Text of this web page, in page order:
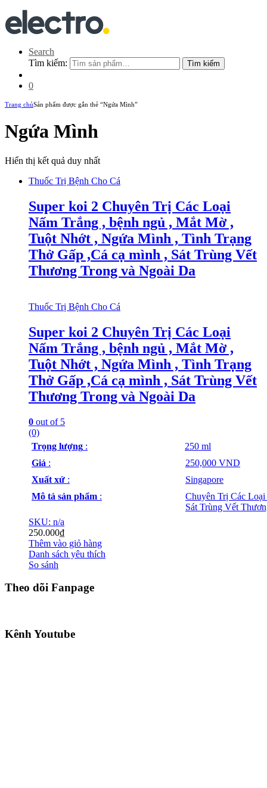
Search
Tìm kiếm:
Tìm kiếm
0
Trang chủSản phẩm được gắn thẻ “Ngứa Mình”
Ngứa Mình
Hiển thị kết quả duy nhất
Thuốc Trị Bệnh Cho Cá
Super koi 2 Chuyên Trị Các Loại
Nấm Trắng , bệnh ngủ , Mắt Mờ ,
Tuột Nhớt , Ngứa Mình , Tình Trạng
Thở Gấp ,Cá cạ mình , Sát Trùng Vết
Thương Trong và Ngoài Da
Thuốc Trị Bệnh Cho Cá
Super koi 2 Chuyên Trị Các Loại
Nấm Trắng , bệnh ngủ , Mắt Mờ ,
Tuột Nhớt , Ngứa Mình , Tình Trạng
Thở Gấp ,Cá cạ mình , Sát Trùng Vết
Thương Trong và Ngoài Da
0 out of 5
(0)
Trọng lượng :
250 ml
Giá :
250,000 VND
Xuất xứ :
Singapore
Mô tả sản phẩm :
Chuyên Trị Các
Sát Trùng Vết
SKU: n/a
250.000₫
Thêm vào giỏ hàng
Danh sách yêu thích
So sánh
Theo dõi Fanpage
Kênh Youtube